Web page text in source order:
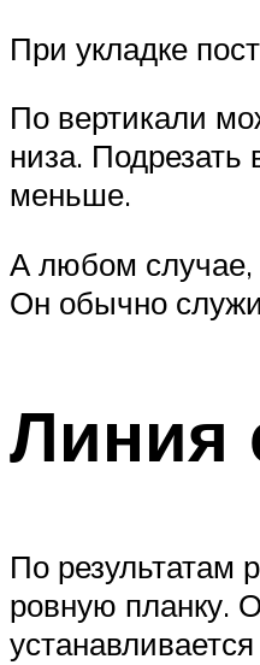
При укладке
По вертикали
низа. Подрезать
меньше.
А любом случае,
Он обычно
Линия
По результатам
ровную планку.